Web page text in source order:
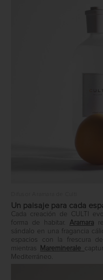
Un paisaje para cada
Cada creación de CULTI
forma de habitar. Aramara
sándalo en una fragancia
espacios con la frescura
mientras
Mareminerale
Mediterráneo.